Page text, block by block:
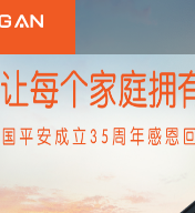
关于平安
投资者关系
可持续发展